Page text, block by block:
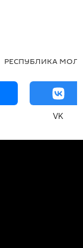
РЕСПУБЛИКА
VK